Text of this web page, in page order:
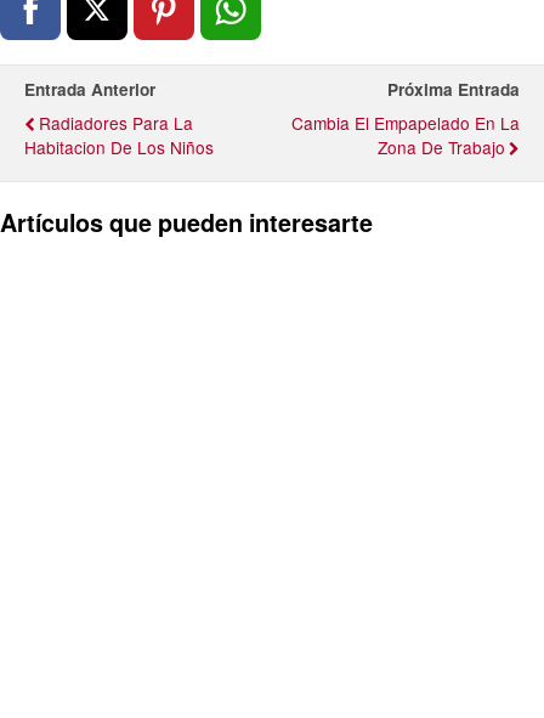
Entrada Anterior
Radiadores Para La
Habitacion De Los Niños
Próxima Entrada
Cambia El Empapelado En La
Zona De Trabajo
Artículos que pueden interesarte